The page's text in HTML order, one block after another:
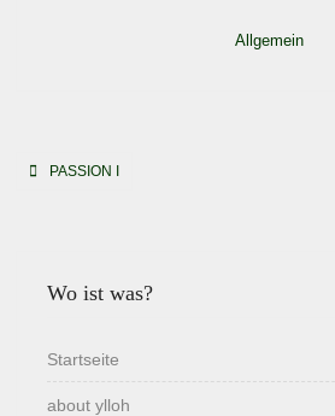
Allgemein
Beitragsnavigation
PASSION I
Wo ist was?
Startseite
about ylloh